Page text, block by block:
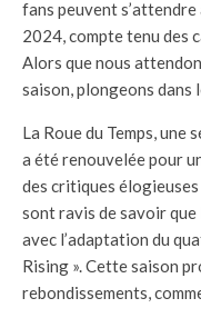
fans peuvent
2024, compte tenu des
Alors que nous
saison, plongeons dans
La Roue du Temps, une
a été renouvelée pour
des critiques
sont ravis de savoir
avec l’adaptation du
Rising ». Cette saison
rebondissements,